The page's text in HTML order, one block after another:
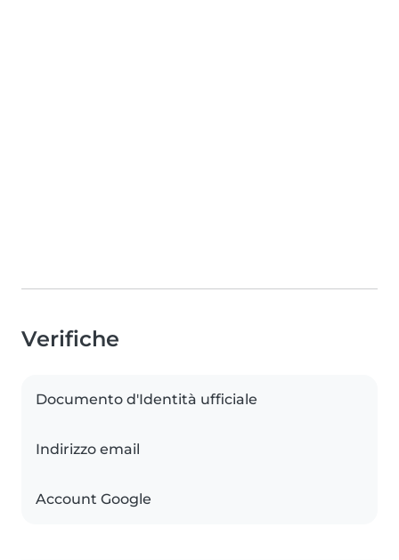
Verifiche
Documento d'Identità ufficiale
Indirizzo email
Account Google